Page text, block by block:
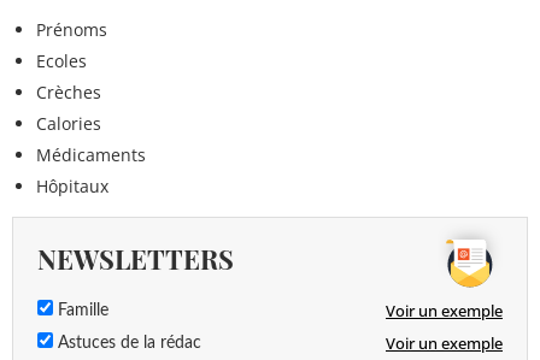
Prénoms
Ecoles
Crèches
Calories
Médicaments
Hôpitaux
NEWSLETTERS
Famille Voir un exemple
Astuces de la rédac Voir un exemple